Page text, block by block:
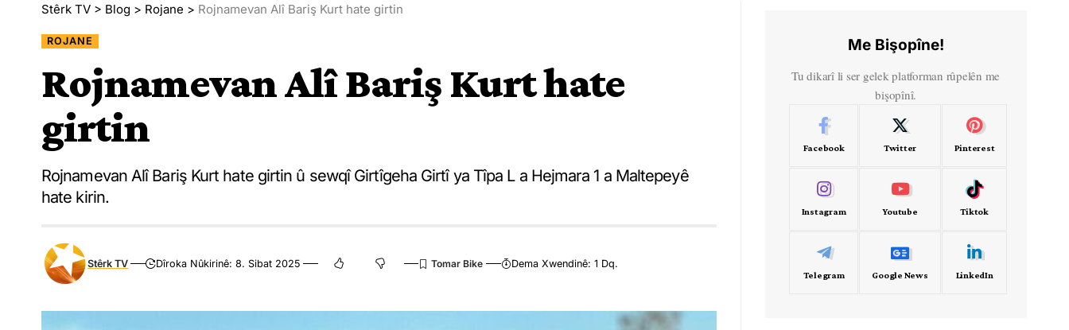
Stêrk TV > Blog > Rojane > Rojnamevan Alî Bariş Kurt hate girtin
ROJANE
Rojnamevan Alî Bariş Kurt hate
girtin
Rojnamevan Alî Bariş Kurt hate girtin û sewqî Girtîgeha Girtî ya Tîpa L a Hejmara 1 a Maltepeyê
hate kirin.
Stêrk TV Dîroka Nûkirinê: 8. Sibat 2025 Dema Xwendinê: 1 Dq.
Me Bişopîne!
Tu dikarî li ser gelek platforman rûpelên me
bişopînî.
Facebook Twitter Pinterest
Instagram Youtube Tiktok
Telegram Google News LinkedIn